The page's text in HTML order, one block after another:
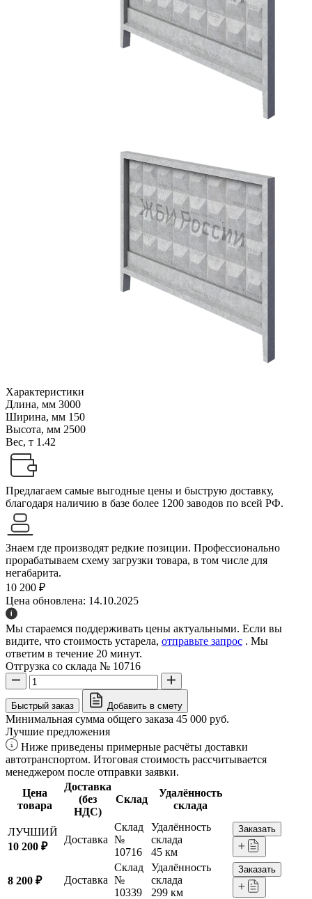
Характеристики
Длина, мм 3000
Ширина, мм 150
Высота, мм 2500
Вес, т 1.42
Предлагаем самые выгодные цены и быструю доставку,
благодаря наличию в базе более 1200 заводов по всей РФ.
Знаем где производят редкие позиции. Профессионально
прорабатываем схему загрузки товара, в том числе для
негабарита.
10 200 ₽
Цена обновлена: 14.10.2025
Мы стараемся поддерживать цены актуальными. Если вы
видите, что стоимость устарела, отправьте запрос . Мы
ответим в течение 20 минут.
Отгрузка со склада № 10716
Быстрый заказ Добавить в смету
Минимальная сумма общего заказа 45 000 руб.
Лучшие предложения
Ниже приведены примерные расчёты доставки
автотранспортом. Итоговая стоимость рассчитывается
менеджером после отправки заявки.
Цена
товара
Доставка
(без
НДС)
Склад
Удалённость
склада
ЛУЧШИЙ
10 200 ₽
Доставка
Склад
№
10716
Удалённость
склада
45 км
Заказать
8 200 ₽ Доставка
Склад
№
10339
Удалённость
склада
299 км
Заказать